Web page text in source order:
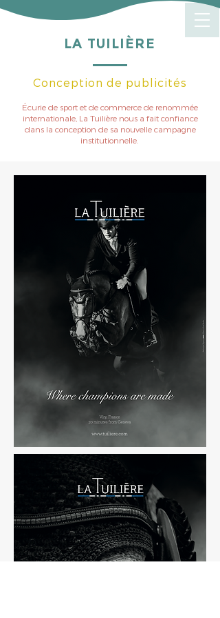
LA TUILIÈRE
Conception de publicités
Écurie de sport et de commerce de renommée
internationale, La Tuilière nous a fait confiance
dans la conception de sa nouvelle campagne
institutionnelle.